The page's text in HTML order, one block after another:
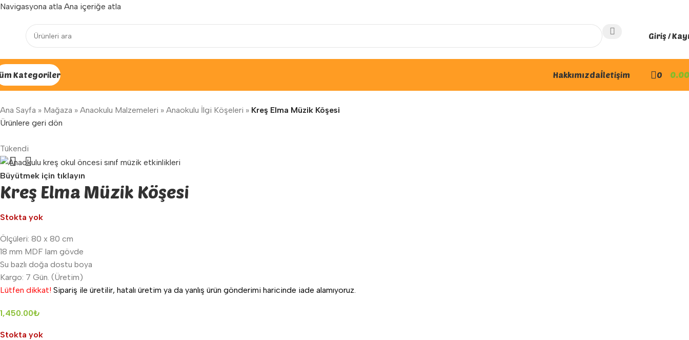
Navigasyona atla Ana içeriğe atla
Yenilenen arayüzümüz ile hizmetinizdeyiz...
Giriş /
Kategoriler Hakkımızdaİletişim 0 0.00
Ana Sayfa » Mağaza » Anaokulu Malzemeleri » Anaokulu İlgi Köşeleri » Kreş Elma Müzik Köşesi
Ürünlere geri dön
Tükendi
Büyütmek için tıklayın
Kreş Elma Müzik Köşesi
Stokta yok
Ölçüleri: 80 x 80 cm
18 mm MDF lam gövde
Su bazlı doğa dostu boya
Kargo: 7 Gün. (Üretim)
Lütfen dikkat! Sipariş ile üretilir, hatalı üretim ya da yanlış ürün gönderimi haricinde iade alamıyoruz.
1,450.00₺
Stokta yok